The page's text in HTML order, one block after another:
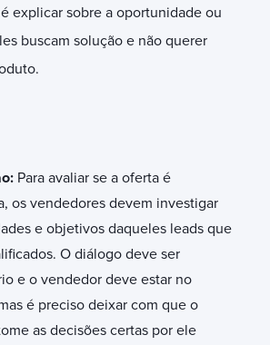
explicar sobre a oportunidade ou
buscam solução e não querer
Para avaliar se a oferta é
os vendedores devem investigar
e objetivos daqueles leads que
O diálogo deve ser
e o vendedor deve estar no
é preciso deixar com que o
as decisões certas por ele